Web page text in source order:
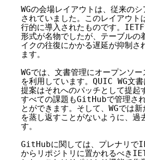
WGの会場レイアウトは、従来の
されていました。このレイアウ
行的に導入されたものです。
形式が名物でしたが、テーブルの
イクの往復にかかる遅延が抑制
ます。
WGでは、文書管理にオープン
を利用しています。QUIC WG文
提案はそれへのパッチとして提起
すべての課題もGitHubで管理さ
とができます。そして、WGでは
を蒸し返すことがないように、
す。
GitHubに関しては、プレナ
からリポジトリに置かれるべき